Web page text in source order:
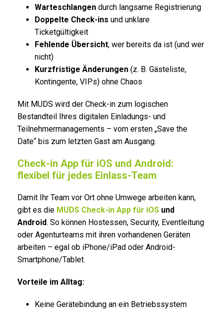
Warteschlangen durch langsame Registrierung
Doppelte Check-ins und unklare
Ticketgültigkeit
Fehlende Übersicht, wer bereits da ist (und wer
nicht)
Kurzfristige Änderungen (z. B. Gästeliste,
Kontingente, VIPs) ohne Chaos
Mit MUDS wird der Check-in zum logischen
Bestandteil Ihres digitalen Einladungs- und
Teilnehmermanagements – vom ersten „Save the
Date“ bis zum letzten Gast am Ausgang.
Check-in App für iOS und Android:
flexibel für jedes Einlass-Team
Damit Ihr Team vor Ort ohne Umwege arbeiten kann,
gibt es die MUDS Check-in App für iOS und
Android. So können Hostessen, Security, Eventleitung
oder Agenturteams mit ihren vorhandenen Geräten
arbeiten – egal ob iPhone/iPad oder Android-
Smartphone/Tablet.
Vorteile im Alltag:
Keine Gerätebindung an ein Betriebssystem